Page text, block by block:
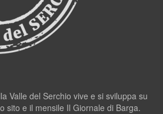
Valle del Serchio vive e si sviluppa su
sito e il mensile Il Giornale di Barga.